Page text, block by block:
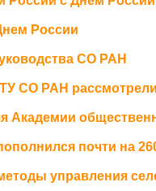
России
СО РАН
СО РАН
Академии
почти на
управления